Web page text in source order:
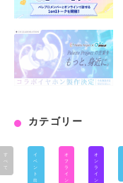
カテゴリー
す
べ
て
イ
ベ
ン
ト
出
オ
フ
ラ
イ
ン
オ
ン
ラ
イ
ン